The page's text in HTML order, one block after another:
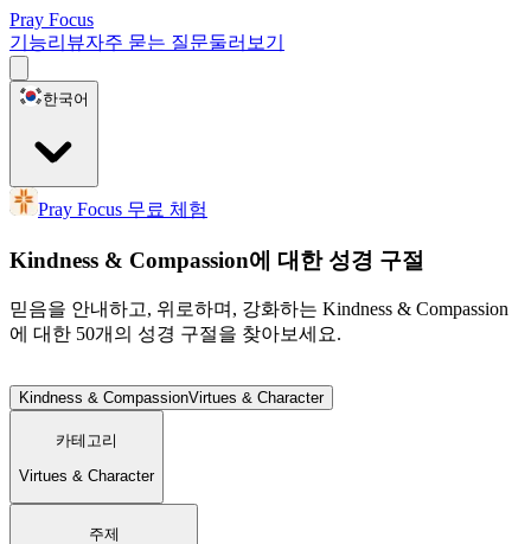
Pray Focus
기능리뷰자주 묻는 질문둘러보기
한국어
Pray Focus 무료 체험
Kindness & Compassion에 대한 성경 구절
믿음을 안내하고, 위로하며, 강화하는 Kindness & Compassion
에 대한 50개의 성경 구절을 찾아보세요.
Kindness & CompassionVirtues & Character
카테고리
Virtues & Character
주제